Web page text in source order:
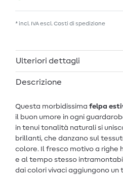
* incl. IVA escl. Costi di spedizione
Ulteriori dettagli
Descrizione
Questa morbidissima felpa
il buon umore in ogni
in tenui tonalità naturali si
brillanti, che danzano sul
colore. Il fresco motivo a righe
e al tempo stesso
dai colori vivaci aggiungono un